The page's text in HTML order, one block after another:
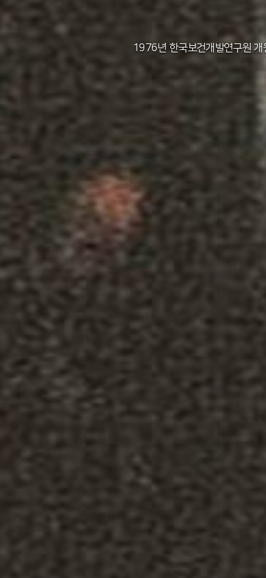
1971년 가족계획연구원
1976년 한국보건개발연구원 개
1982년 한국인구보건연구원 신청사 준
2012년 한국보건사회연구원 서울 청사
2011년 한국보건사회연구원 설립 40주년
2014년 한국보건사회연구원 세종 청사